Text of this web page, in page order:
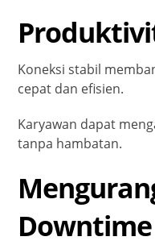
Koneksi stabil
cepat dan efisien.
Karyawan dapat
tanpa hambatan.
Downtime